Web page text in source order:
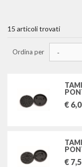
accessori per ponti
accessori ponti a
accessori per ponti
MARCHI
15 articoli trovati
Ordina per
€
€